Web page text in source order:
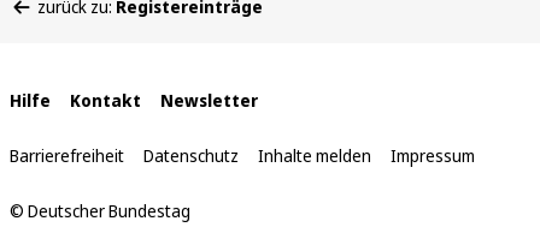
befinden
zurück zu: Registereinträge
Interne
Links
Hilfe Kontakt Newsletter
Barrierefreiheit Datenschutz Inhalte melden Impressum
© Deutscher Bundestag